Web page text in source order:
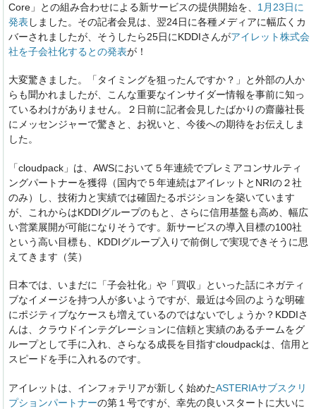
Core」との組み合わせによる新サービスの提供開始を、 1月23日に
発表 しました。その記者会見は、翌24日に各種メディアに幅広くカ
バーされましたが、そうしたら25日にKDDIさんがアイレット株式会
社を子会社化するとの発表が！
大変驚きました。「タイミングを狙ったんですか？」と外部の人か
らも聞かれましたが、こんな重要なインサイダー情報を事前に知っ
ているわけがありません。２日前に記者会見したばかりの齋藤社長
にメッセンジャーで驚きと、お祝いと、今後への期待をお伝えしま
した。
「cloudpack」は、AWSにおいて５年連続でプレミアコンサルティ
ングパートナーを獲得（国内で５年連続はアイレットとNRIの２社
のみ）し、技術力と実績では確固たるポジションを築いています
が、これからはKDDIグループのもと、さらに信用基盤も高め、幅広
い営業展開が可能になりそうです。新サービスの導入目標の100社
という高い目標も、KDDIグループ入りで前倒しで実現できそうに思
えてきます（笑）
日本では、いまだに「子会社化」や「買収」といった話にネガティ
ブなイメージを持つ人が多いようですが、最近は今回のような明確
にポジティブなケースも増えているのではないでしょうか？KDDIさ
んは、クラウドインテグレーションに信頼と実績のあるチームをグ
ループとして手に入れ、さらなる成長を目指すcloudpackは、信用と
スピードを手に入れるのです。
アイレットは、インフォテリアが新しく始めたASTERIAサブスクリ
プションパートナーの第１号ですが、幸先の良いスタートに大いに